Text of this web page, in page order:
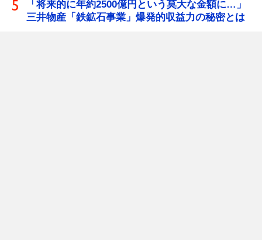
「将来的に年約2500億円という莫大な金額に…」
三井物産「鉄鉱石事業」爆発的収益力の秘密とは